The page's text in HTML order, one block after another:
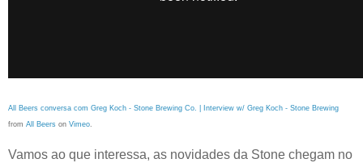
All Beers conversa com Greg Koch - Stone Brewing Co. | Interview w/ Greg Koch - Stone Brewing
from All Beers on Vimeo.
Vamos ao que interessa, as novidades da Stone chegam no